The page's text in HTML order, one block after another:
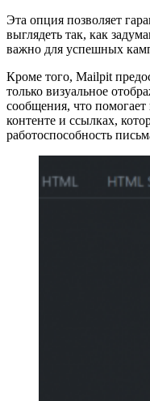
Эта опция позволяет
выглядеть так, как
важно для успешных
Кроме того, Mailpit
только визуальное
сообщения, что
контенте и ссылках,
работоспособность